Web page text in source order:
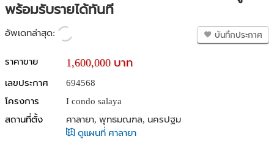
พร้อมรับรายได้ทันที
อัพเดทล่าสุด: บันทึกประกาศ
ราคาขาย 1,600,000 บาท
เลขประกาศ
694568
โครงการ
I condo salaya
สถานที่ตั้ง
ศาลายา, พุทธมณฑล, นครปฐม
ดูแผนที่ ศาลายา